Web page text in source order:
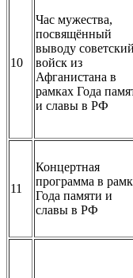
10
Час мужества,
посвящённый
выводу советский
войск из
Афганистана в
рамках Года
и славы в РФ
11
Концертная
программа в
Года памяти и
славы в РФ